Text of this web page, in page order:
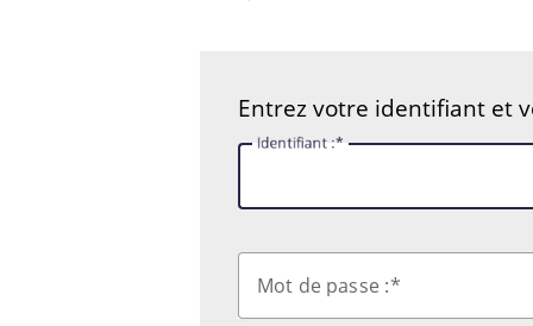
Entrez votre identifiant et
Identifiant :
Mot de passe :